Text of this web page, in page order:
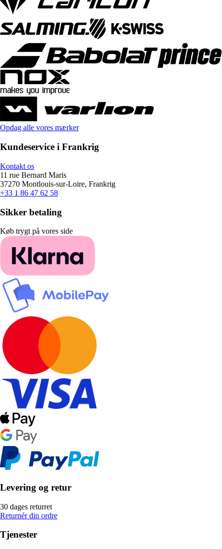
Opdag alle vores mærker
Kundeservice i Frankrig
Kontakt os
11 rue Bernard Maris
37270 Montlouis-sur-Loire, Frankrig
+33 1 86 47 62 58
Sikker betaling
Køb trygt på vores side
Levering og retur
30 dages returret
Returnér din ordre
Tjenester